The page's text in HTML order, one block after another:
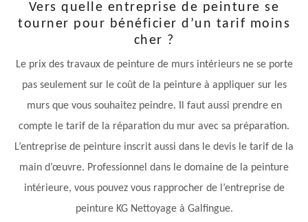
Vers quelle entreprise de peinture se
tourner pour bénéficier d’un tarif moins
cher ?
Le prix des travaux de peinture de murs intérieurs ne se porte
pas seulement sur le coût de la peinture à appliquer sur les
murs que vous souhaitez peindre. Il faut aussi prendre en
compte le tarif de la réparation du mur avec sa préparation.
L’entreprise de peinture inscrit aussi dans le devis le tarif de la
main d’œuvre. Professionnel dans le domaine de la peinture
intérieure, vous pouvez vous rapprocher de l’entreprise de
peinture KG Nettoyage à Galfingue.